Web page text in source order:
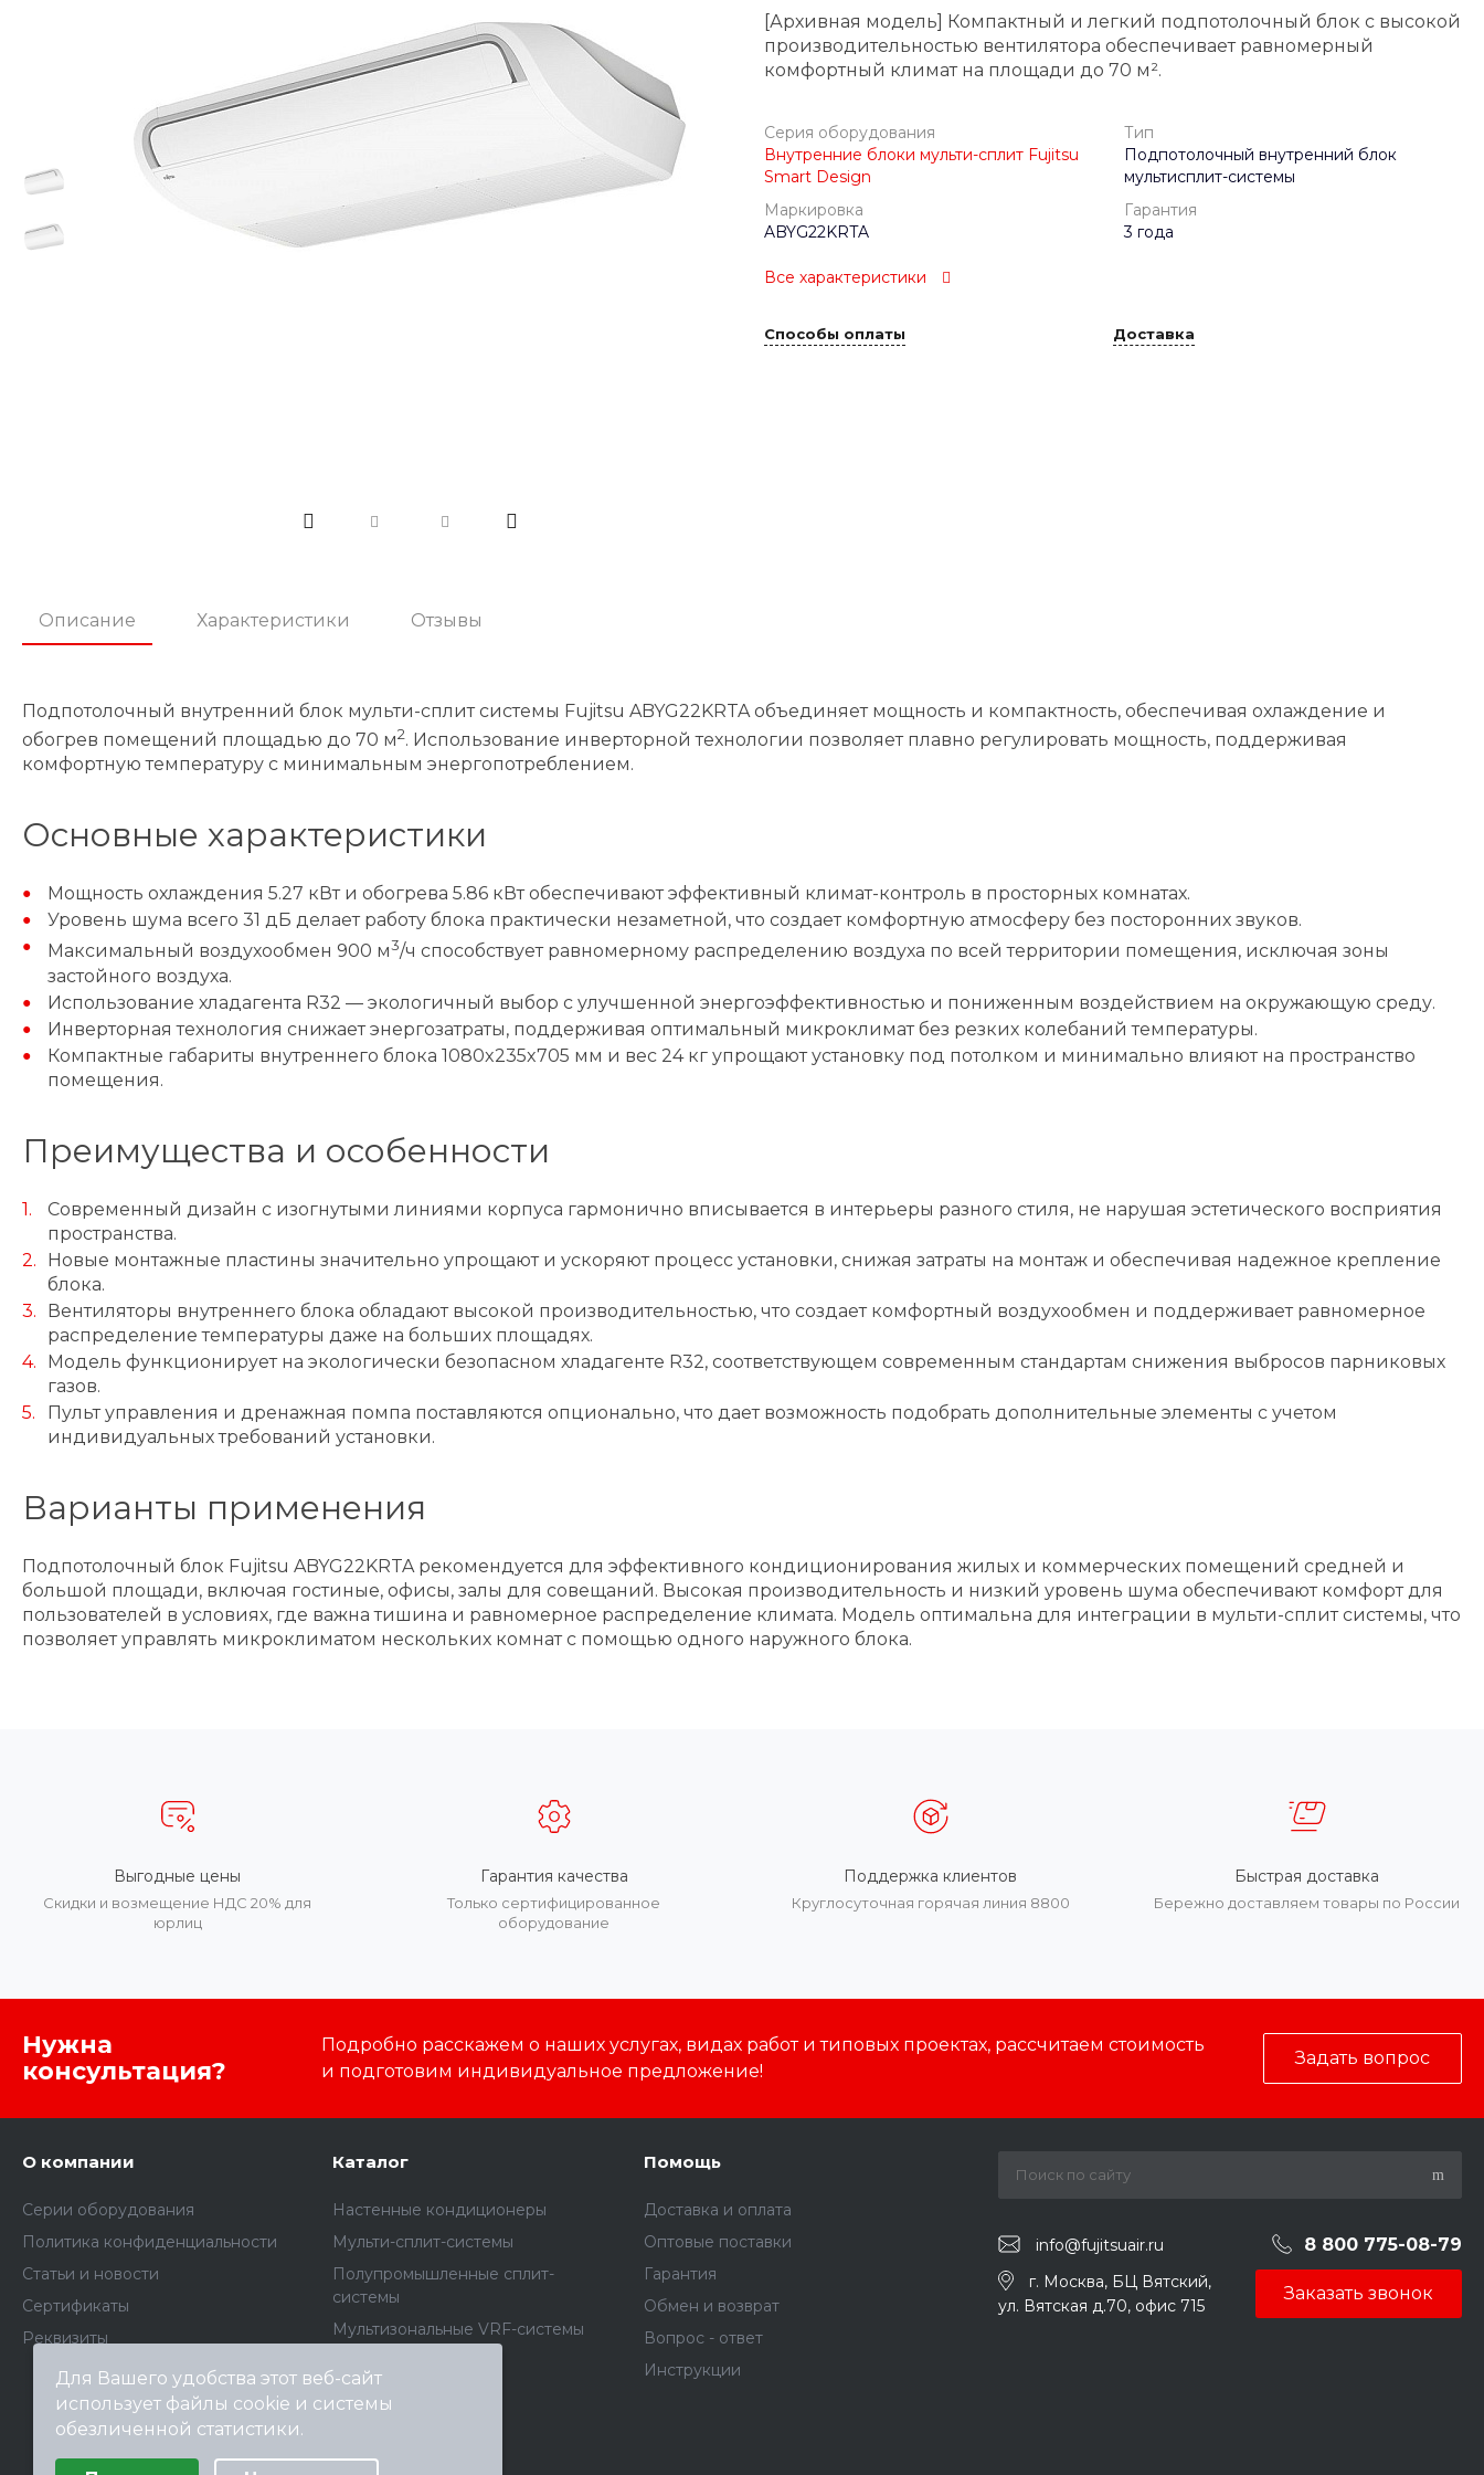
[Архивная модель] Компактный и легкий подпотолочный блок с высокой
производительностью вентилятора обеспечивает равномерный
комфортный климат на площади до 70 м².
Серия оборудования
Внутренние блоки мульти-сплит Fujitsu
Smart Design
Тип
Подпотолочный внутренний блок
мультисплит-системы
Маркировка
ABYG22KRTA
Гарантия
3 года
Все характеристики
Способы оплаты Доставка
Описание Характеристики Отзывы
Подпотолочный внутренний блок мульти-сплит системы Fujitsu ABYG22KRTA объединяет мощность и компактность, обеспечивая охлаждение и
обогрев помещений площадью до 70 м2. Использование инверторной технологии позволяет плавно регулировать мощность, поддерживая
комфортную температуру с минимальным энергопотреблением.
Основные характеристики
Мощность охлаждения 5.27 кВт и обогрева 5.86 кВт обеспечивают эффективный климат-контроль в просторных комнатах.
Уровень шума всего 31 дБ делает работу блока практически незаметной, что создает комфортную атмосферу без посторонних звуков.
Максимальный воздухообмен 900 м3/ч способствует равномерному распределению воздуха по всей территории помещения, исключая зоны
застойного воздуха.
Использование хладагента R32 — экологичный выбор с улучшенной энергоэффективностью и пониженным воздействием на окружающую среду.
Инверторная технология снижает энергозатраты, поддерживая оптимальный микроклимат без резких колебаний температуры.
Компактные габариты внутреннего блока 1080x235x705 мм и вес 24 кг упрощают установку под потолком и минимально влияют на пространство
помещения.
Преимущества и особенности
Современный дизайн с изогнутыми линиями корпуса гармонично вписывается в интерьеры разного стиля, не нарушая эстетического восприятия
пространства.
Новые монтажные пластины значительно упрощают и ускоряют процесс установки, снижая затраты на монтаж и обеспечивая надежное крепление
блока.
Вентиляторы внутреннего блока обладают высокой производительностью, что создает комфортный воздухообмен и поддерживает равномерное
распределение температуры даже на больших площадях.
Модель функционирует на экологически безопасном хладагенте R32, соответствующем современным стандартам снижения выбросов парниковых
газов.
Пульт управления и дренажная помпа поставляются опционально, что дает возможность подобрать дополнительные элементы с учетом
индивидуальных требований установки.
Варианты применения
Подпотолочный блок Fujitsu ABYG22KRTA рекомендуется для эффективного кондиционирования жилых и коммерческих помещений средней и
большой площади, включая гостиные, офисы, залы для совещаний. Высокая производительность и низкий уровень шума обеспечивают комфорт для
пользователей в условиях, где важна тишина и равномерное распределение климата. Модель оптимальна для интеграции в мульти-сплит системы, что
позволяет управлять микроклиматом нескольких комнат с помощью одного наружного блока.
Выгодные цены
Скидки и возмещение НДС 20% для
юрлиц
Гарантия качества
Только сертифицированное
оборудование
Поддержка клиентов
Круглосуточная горячая линия 8800
Быстрая доставка
Бережно доставляем товары по России
Нужна
консультация?
Подробно расскажем о наших услугах, видах работ и типовых проектах, рассчитаем стоимость
и подготовим индивидуальное предложение!
Задать вопрос
О компании
Серии оборудования
Политика конфиденциальности
Статьи и новости
Сертификаты
Реквизиты
Каталог
Настенные кондиционеры
Мульти-сплит-системы
Полупромышленные сплит-
системы
Мультизональные VRF-системы
кондиционеров
Архив моделей
Помощь
Доставка и оплата
Оптовые поставки
Гарантия
Обмен и возврат
Вопрос - ответ
Инструкции
info@fujitsuair.ru 8 800 775-08-79
г. Москва, БЦ Вятский,
ул. Вятская д.70, офис 715
Заказать звонок
Для Вашего удобства этот веб-сайт
использует файлы cookie и системы
обезличенной статистики.